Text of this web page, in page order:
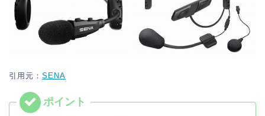
引用元： SENA